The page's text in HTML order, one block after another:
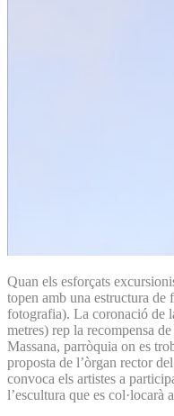
Quan els esforçats
topen amb una estructura de
fotografia). La coronació de
metres) rep la recompensa
Massana, parròquia on es
proposta de l’òrgan rector
convoca els artistes a
l’escultura que es col·locarà